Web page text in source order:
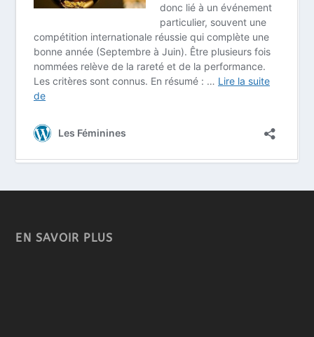
EN SAVOIR PLUS